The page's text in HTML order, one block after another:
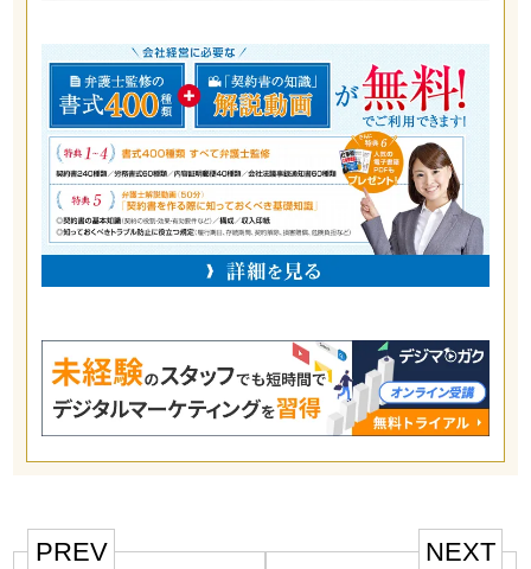
PREV NEXT